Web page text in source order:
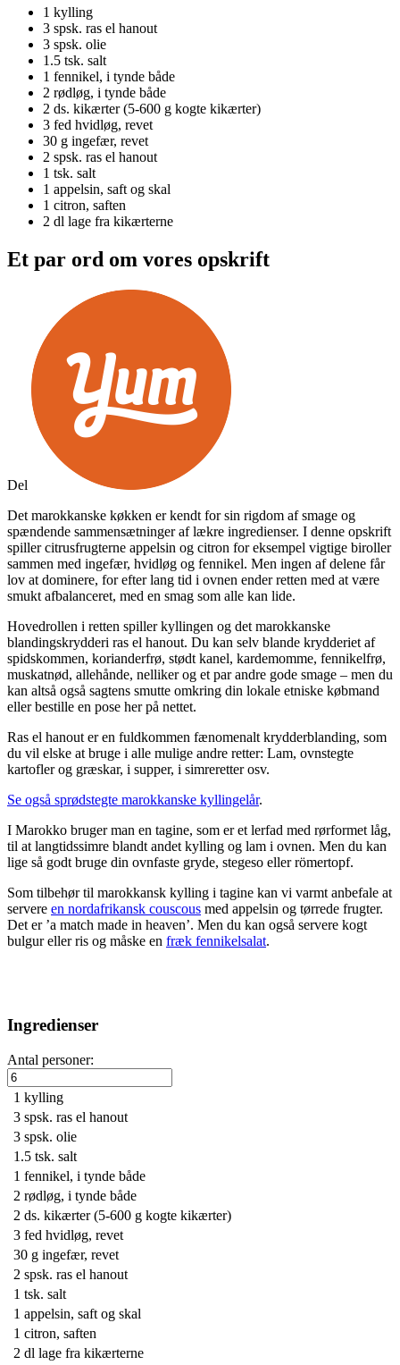
1 kylling
3 spsk. ras el hanout
3 spsk. olie
1.5 tsk. salt
1 fennikel, i tynde både
2 rødløg, i tynde både
2 ds. kikærter (5-600 g kogte kikærter)
3 fed hvidløg, revet
30 g ingefær, revet
2 spsk. ras el hanout
1 tsk. salt
1 appelsin, saft og skal
1 citron, saften
2 dl lage fra kikærterne
Et par ord om vores opskrift
Del
Det marokkanske køkken er kendt for sin rigdom af smage og
spændende sammensætninger af lækre ingredienser. I denne opskrift
spiller citrusfrugterne appelsin og citron for eksempel vigtige biroller
sammen med ingefær, hvidløg og fennikel. Men ingen af delene får
lov at dominere, for efter lang tid i ovnen ender retten med at være
smukt afbalanceret, med en smag som alle kan lide.
Hovedrollen i retten spiller kyllingen og det marokkanske
blandingskrydderi ras el hanout. Du kan selv blande krydderiet af
spidskommen, korianderfrø, stødt kanel, kardemomme, fennikelfrø,
muskatnød, allehånde, nelliker og et par andre gode smage – men du
kan altså også sagtens smutte omkring din lokale etniske købmand
eller bestille en pose her på nettet.
Ras el hanout er en fuldkommen fænomenalt krydderblanding, som
du vil elske at bruge i alle mulige andre retter: Lam, ovnstegte
kartofler og græskar, i supper, i simreretter osv.
Se også sprødstegte marokkanske kyllingelår.
I Marokko bruger man en tagine, som er et lerfad med rørformet låg,
til at langtidssimre blandt andet kylling og lam i ovnen. Men du kan
lige så godt bruge din ovnfaste gryde, stegeso eller römertopf.
Som tilbehør til marokkansk kylling i tagine kan vi varmt anbefale at
servere en nordafrikansk couscous med appelsin og tørrede frugter.
Det er ’a match made in heaven’. Men du kan også servere kogt
bulgur eller ris og måske en fræk fennikelsalat.
Ingredienser
Antal personer:
1 kylling
3 spsk. ras el hanout
3 spsk. olie
1.5 tsk. salt
1 fennikel, i tynde både
2 rødløg, i tynde både
2 ds. kikærter (5-600 g kogte kikærter)
3 fed hvidløg, revet
30 g ingefær, revet
2 spsk. ras el hanout
1 tsk. salt
1 appelsin, saft og skal
1 citron, saften
2 dl lage fra kikærterne